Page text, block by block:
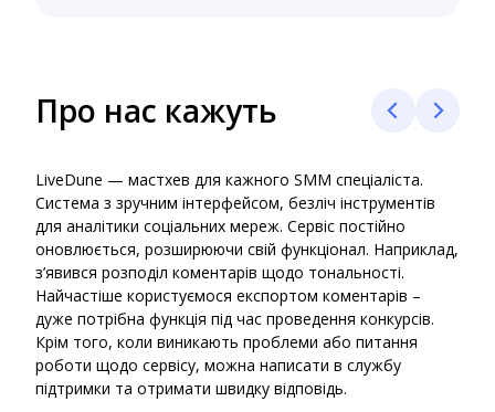
Про нас кажуть
LiveDune — мастхев для кажного SMM спеціаліста.
Система з зручним інтерфейсом, безліч інструментів
для аналітики соціальних мереж. Сервіс постійно
оновлюється, розширюючи свій функціонал. Наприклад,
з’явився розподіл коментарів щодо тональності.
Найчастіше користуємося експортом коментарів –
дуже потрібна функція під час проведення конкурсів.
Крім того, коли виникають проблеми або питання
роботи щодо сервісу, можна написати в службу
підтримки та отримати швидку відповідь.